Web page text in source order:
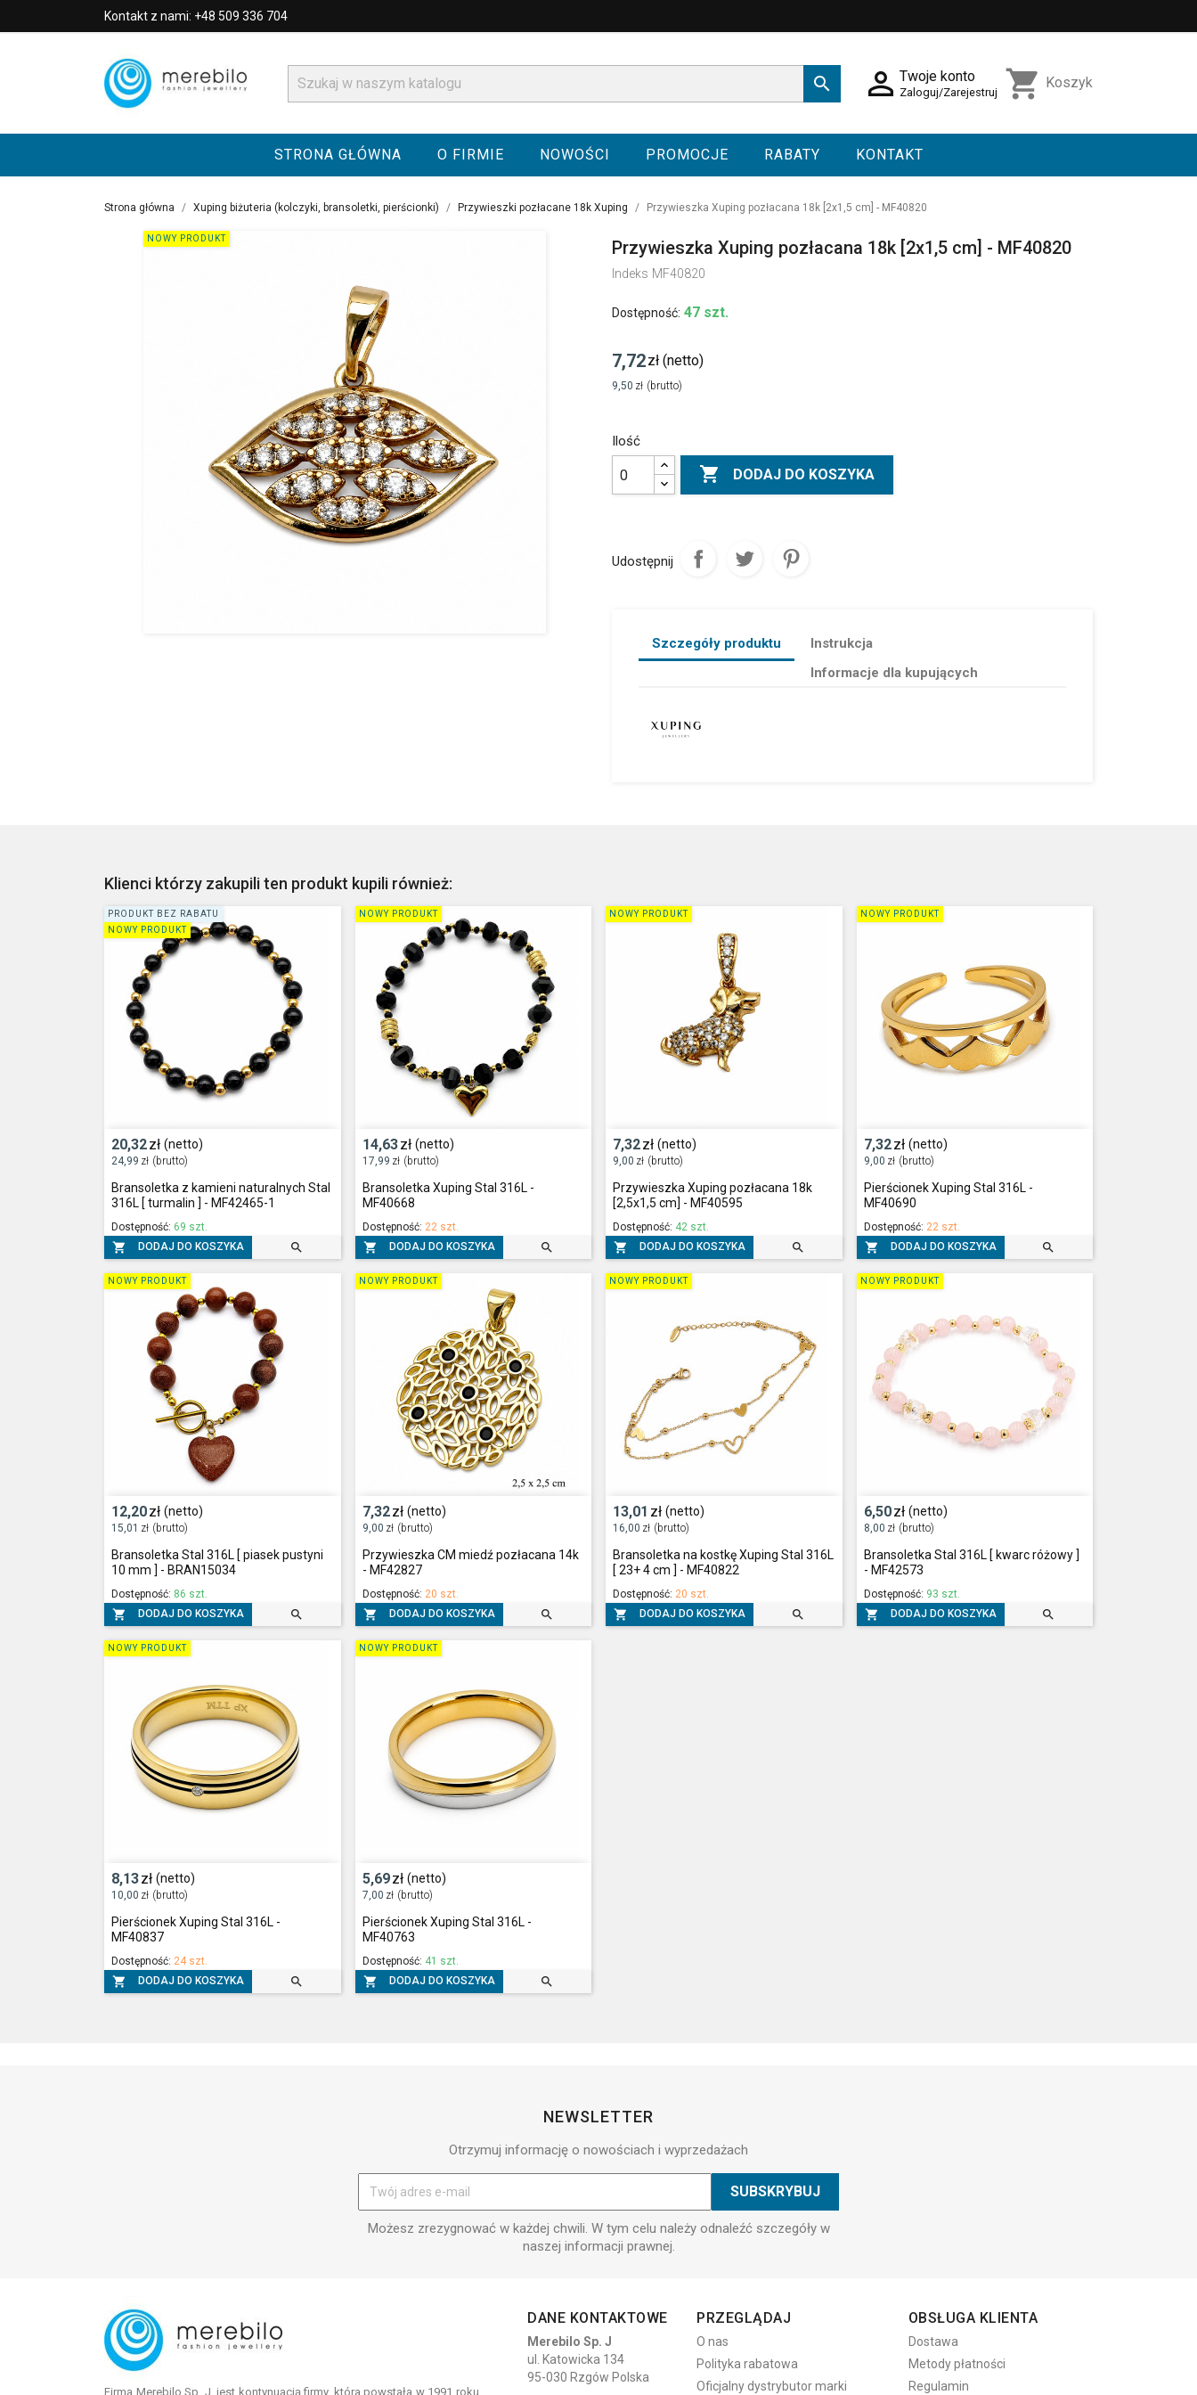
Kontakt z nami: +48 509 336 704
  Twoje konto
Zaloguj/Zarejestruj shopping_cart Koszyk
STRONA GŁÓWNA O FIRMIE NOWOŚCI PROMOCJE RABATY KONTAKT
Strona główna Xuping biżuteria (kolczyki, bransoletki, pierścionki) Przywieszki pozłacane 18k Xuping Przywieszka Xuping pozłacana 18k [2x1,5 cm] - MF40820
NOWY PRODUKT Przywieszka Xuping pozłacana 18k [2x1,5 cm] - MF40820
Indeks MF40820
Dostępność: 47 szt.
7,72zł (netto)
9,50 zł (brutto)
Ilość
 DODAJ DO KOSZYKA
Udostępnij
Szczegóły produktu
Instrukcja
Informacje dla kupujących
Klienci którzy zakupili ten produkt kupili również:
20,32zł (netto)
24,99 zł (brutto)
Bransoletka z kamieni naturalnych Stal
316L [ turmalin ] - MF42465-1
Dostępność: 69 szt.
 DODAJ DO KOSZYKA 
PRODUKT BEZ RABATU
NOWY PRODUKT
14,63zł (netto)
17,99 zł (brutto)
Bransoletka Xuping Stal 316L -
MF40668
Dostępność: 22 szt.
 DODAJ DO KOSZYKA 
NOWY PRODUKT
7,32zł (netto)
9,00 zł (brutto)
Przywieszka Xuping pozłacana 18k
[2,5x1,5 cm] - MF40595
Dostępność: 42 szt.
 DODAJ DO KOSZYKA 
NOWY PRODUKT
7,32zł (netto)
9,00 zł (brutto)
Pierścionek Xuping Stal 316L -
MF40690
Dostępność: 22 szt.
 DODAJ DO KOSZYKA 
NOWY PRODUKT
12,20zł (netto)
15,01 zł (brutto)
Bransoletka Stal 316L [ piasek pustyni
10 mm ] - BRAN15034
Dostępność: 86 szt.
 DODAJ DO KOSZYKA 
NOWY PRODUKT
7,32zł (netto)
9,00 zł (brutto)
Przywieszka CM miedź pozłacana 14k
- MF42827
Dostępność: 20 szt.
 DODAJ DO KOSZYKA 
NOWY PRODUKT
13,01 zł (netto)
16,00 zł (brutto)
Bransoletka na kostkę Xuping Stal 316L
[ 23+ 4 cm ] - MF40822
Dostępność: 20 szt.
 DODAJ DO KOSZYKA 
NOWY PRODUKT
6,50zł (netto)
8,00 zł (brutto)
Bransoletka Stal 316L [ kwarc różowy ]
- MF42573
Dostępność: 93 szt.
 DODAJ DO KOSZYKA 
NOWY PRODUKT
8,13zł (netto)
10,00 zł (brutto)
Pierścionek Xuping Stal 316L -
MF40837
Dostępność: 24 szt.
 DODAJ DO KOSZYKA 
NOWY PRODUKT
5,69zł (netto)
7,00 zł (brutto)
Pierścionek Xuping Stal 316L -
MF40763
Dostępność: 41 szt.
 DODAJ DO KOSZYKA 
NOWY PRODUKT
NEWSLETTER
Otrzymuj informację o nowościach i wyprzedażach
Możesz zrezygnować w każdej chwili. W tym celu należy odnaleźć szczegóły w
naszej informacji prawnej.
Firma Merebilo Sp. J. jest kontynuacją firmy, która powstała w 1991 roku
DANE KONTAKTOWE
Merebilo Sp. J
ul. Katowicka 134
95-030 Rzgów Polska
PRZEGLĄDAJ
O nas
Polityka rabatowa
Oficjalny dystrybutor marki
OBSŁUGA KLIENTA
Dostawa
Metody płatności
Regulamin